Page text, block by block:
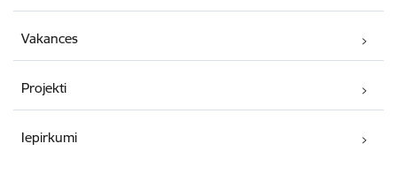
Vakances
Projekti
Iepirkumi